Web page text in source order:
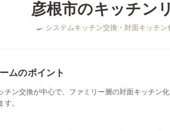
彦根市のキッチン
🍳 システムキッチン交換・対面キッチ
ムのポイント
チン交換が中心で、ファミリー層の対面キッチン
。